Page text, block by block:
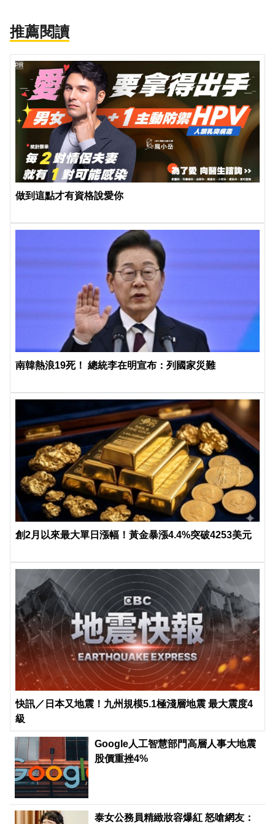
推薦閱讀
做到這點才有資格說愛你
PR
南韓熱浪19死！ 總統李在明宣布：列國家災難
創2月以來最大單日漲幅！黃金暴漲4.4%突破4253美元
快訊／日本又地震！九州規模5.1極淺層地震 最大震度4
級
Google人工智慧部門高層人事大地震
股價重挫4%
泰女公務員精緻妝容爆紅 怒嗆網友：